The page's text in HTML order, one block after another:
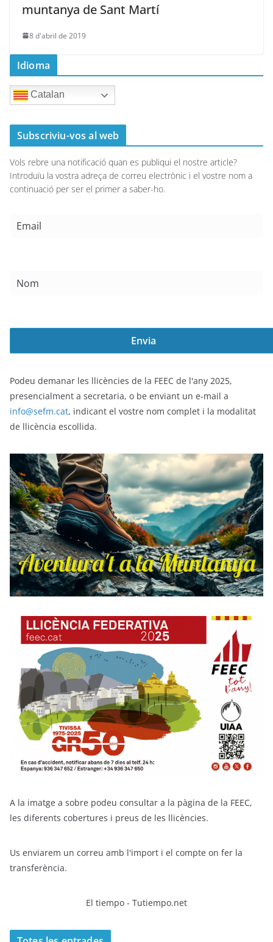
muntanya de Sant Martí
8 d'abril de 2019
Idioma
Catalan
Subscriviu-vos al web
Vols rebre una notificació quan es publiqui el nostre article?
Introduïu la vostra adreça de correu electrònic i el vostre nom a
continuació per ser el primer a saber-ho.
Podeu demanar les llicències de la FEEC de l'any 2025,
presencialment a secretaria, o be enviant un e-mail a
info@sefm.cat, indicant el vostre nom complet i la modalitat
de llicència escollida.
A la imatge a sobre podeu consultar a la pàgina de la FEEC,
les diferents cobertures i preus de les llicències.
Us enviarem un correu amb l'import i el compte on fer la
transferència.
El tiempo - Tutiempo.net